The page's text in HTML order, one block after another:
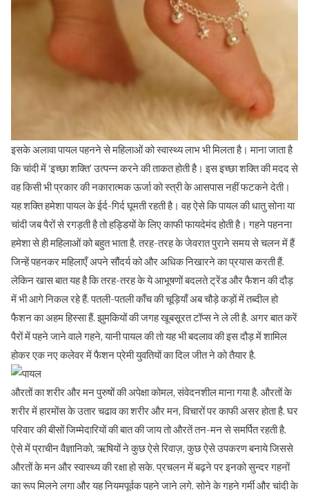
इसके अलावा पायल पहनने से महिलाओं को स्वास्थ्य लाभ भी मिलता है। माना जाता है
कि चांदी में ‘इच्छा शक्ति’ उत्पन्न करने की ताकत होती है। इस इच्छा शक्ति की मदद से
वह किसी भी प्रकार की नकारात्मक ऊर्जा को स्त्री के आसपास नहीं फटकने देती।
यह शक्ति हमेशा पायल के ईर्द-गिर्द घूमती रहती है। वह ऐसे कि पायल की धातु सोना या
चांदी जब पैरों से रगड़ती है तो हड्डियों के लिए काफी फायदेमंद होती है। गहने पहनना
हमेशा से ही महिलाओं को बहुत भाता है. तरह-तरह के जेवरात पुराने समय से चलन में हैं
जिन्हें पहनकर महिलाएँ अपने सौंदर्य को और अधिक निखारने का प्रयास करती हैं.
लेकिन खास बात यह है कि तरह-तरह के ये आभूषणों बदलते ट्रेंड और फैशन की दौड़
में भी आगे निकल रहे हैं. पतली-पतली काँच की चूड़ियाँ अब चौड़े कड़ों में तब्दील हो
फैशन का अहम हिस्सा हैं. झुमकियों की जगह खूबसूरत टॉप्स ने ले ली है. अगर बात करें
पैरों में पहने जाने वाले गहने, यानी पायल की तो यह भी बदलाव की इस दौड़ में शामिल
होकर एक नए कलेवर में फैशन प्रेमी युवतियों का दिल जीत ने को तैयार है.
औरतों का शरीर और मन पुरुषों की अपेक्षा कोमल, संवेदनशील माना गया है. औरतों के
शरीर में हारमोंस के उतार चढाव का शरीर और मन, विचारों पर काफी असर होता है. घर
परिवार की बीसों जिम्मेदारियों की बात की जाय तो औरतें तन-मन से समर्पित रहती है.
ऐसे में प्राचीन वैज्ञानिको, ऋषियों ने कुछ ऐसे रिवाज़, कुछ ऐसे उपकरण बनाये जिससे
औरतों के मन और स्वास्थ्य की रक्षा हो सके. प्रचलन में बढ़ने पर इनको सुन्दर गहनों
का रूप मिलने लगा और यह नियमपूर्वक पहने जाने लगे. सोने के गहने गर्मी और चांदी के